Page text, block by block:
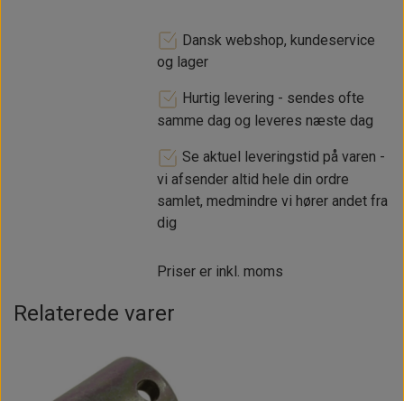
Dansk webshop, kundeservice
og lager
Hurtig levering - sendes ofte
samme dag og leveres næste dag
Se aktuel leveringstid på varen -
vi afsender altid hele din ordre
samlet, medmindre vi hører andet fra
dig
Priser er inkl. moms
Relaterede varer